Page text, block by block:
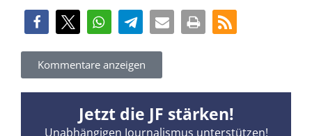
Kommentare anzeigen
Jetzt die JF stärken!
Unabhängigen Journalismus unterstützen!